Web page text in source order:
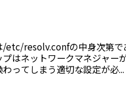
/etc/resolv.confの中身次第で
はネットワークマネジャー
ってしまう適切な設定が必...